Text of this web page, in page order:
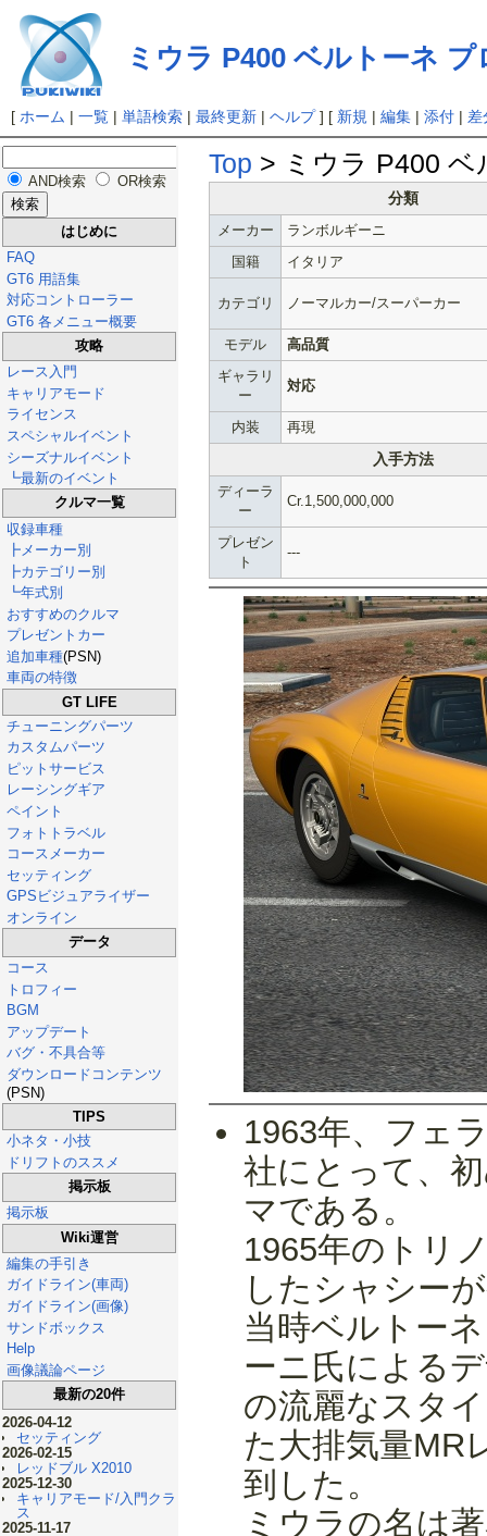
ミウラ P400 ベルトーネ
[ ホーム | 一覧| 単語検索| 最終更新| ヘルプ] [ 新規 | 編集| 添付| 差
AND検索 OR検索
はじめに
FAQ
GT6 用語集
対応コントローラー
GT6 各メニュー概要
攻略
レース入門
キャリアモード
ライセンス
スペシャルイベント
シーズナルイベント
┗最新のイベント
クルマ一覧
収録車種
┣メーカー別
┣カテゴリー別
┗年式別
おすすめのクルマ
プレゼントカー
追加車種(PSN)
車両の特徴
GT LIFE
チューニングパーツ
カスタムパーツ
ピットサービス
レーシングギア
ペイント
フォトトラベル
コースメーカー
セッティング
GPSビジュアライザー
オンライン
データ
コース
トロフィー
BGM
アップデート
バグ・不具合等
ダウンロードコンテンツ
(PSN)
TIPS
小ネタ・小技
ドリフトのススメ
掲示板
掲示板
Wiki運営
編集の手引き
ガイドライン(車両)
ガイドライン(画像)
サンドボックス
Help
画像議論ページ
最新の20件
2026-04-12
セッティング
2026-02-15
レッドブル X2010
2025-12-30
キャリアモード/入門クラ
ス
2025-11-17
Top > ミウラ P400 ベ
分類
メーカー
ランボルギーニ
国籍
イタリア
カテゴリ ノーマルカー/スーパーカー
モデル
高品質
ギャラリ
ー
対応
内装 再現
入手方法
ディーラ
ー
Cr.1,500,000,000
プレゼン
ト
---
1963年、フェ
社にとって、
マである。
1965年のトリ
したシャシー
当時ベルトー
ーニ氏による
の流麗なスタ
た大排気量MR
到した。
ミウラの名は